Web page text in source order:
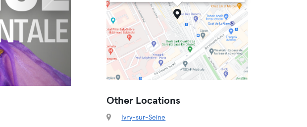
Other Locations
Ivry-sur-Seine